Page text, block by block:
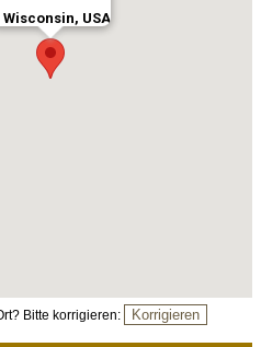
Wisconsin, USA
Bitte korrigieren: